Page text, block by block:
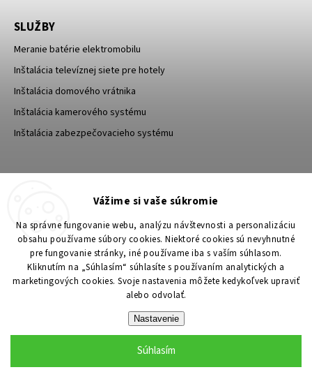
Vážime si vaše súkromie
Na správne fungovanie webu, analýzu návštevnosti a personalizáciu
obsahu používame súbory cookies. Niektoré cookies sú nevyhnutné
pre fungovanie stránky, iné používame iba s vaším súhlasom.
Kliknutím na „Súhlasím“ súhlasíte s používaním analytických a
marketingových cookies. Svoje nastavenia môžete kedykoľvek upraviť
alebo odvolať.
Nastavenie
Súhlasím
SLUŽBY
Meranie batérie elektromobilu
Inštalácia televíznej siete pre hotely
Inštalácia domového vrátnika
Inštalácia kamerového systému
Inštalácia zabezpečovacieho systému